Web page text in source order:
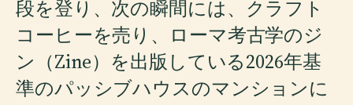
段を登り、次の瞬間には、クラフト
コーヒーを売り、ローマ考古学のジ
ン（Zine）を出版している2026年基
準のパッシブハウスのマンションに